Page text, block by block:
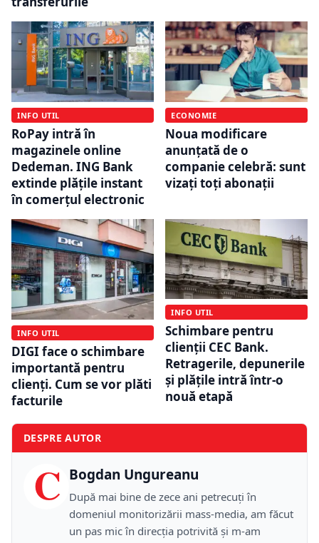
INFO UTIL
RoPay intră în
magazinele online
Dedeman. ING Bank
extinde plățile instant
în comerțul electronic
ECONOMIE
Noua modificare
anunțată de o
companie celebră: sunt
vizați toți abonații
INFO UTIL
DIGI face o schimbare
importantă pentru
clienți. Cum se vor plăti
facturile
INFO UTIL
Schimbare pentru
clienții CEC Bank.
Retragerile, depunerile
și plățile intră într-o
nouă etapă
DESPRE AUTOR
C Bogdan Ungureanu
După mai bine de zece ani petrecuţi în
domeniul monitorizării mass-media, am făcut
un pas mic în direcţia potrivită şi m-am